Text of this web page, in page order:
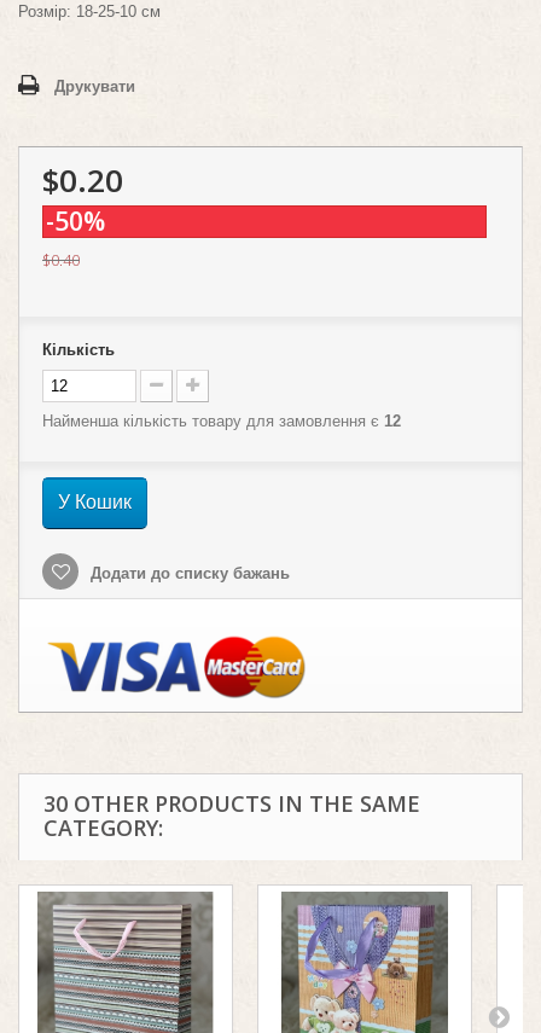
Розмір: 18-25-10 см
Друкувати
$0.20
-50%
$0.40
Кількість
Найменша кількість товару для замовлення є 12
У Кошик
Додати до списку бажань
30 OTHER PRODUCTS IN THE SAME
CATEGORY: